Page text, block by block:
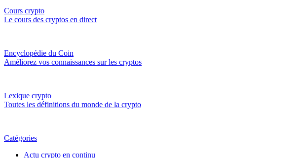
Cours crypto
Le cours des cryptos en direct
Encyclopédie du Coin
Améliorez vos connaissances sur les cryptos
Lexique crypto
Toutes les définitions du monde de la crypto
Catégories
Actu crypto en continu